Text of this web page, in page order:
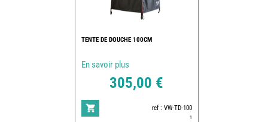
TENTE DE DOUCHE 100CM
En savoir plus
305,00 €
ref : VW-TD-100
1